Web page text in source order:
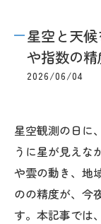
星空と天
や指数の
2026/06/04
星空観測の日に
うに星が見えな
や雲の動き、地
のの精度が、今
す。本記事では